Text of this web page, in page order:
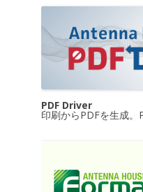
PDF Driver
印刷からPDFを生成。